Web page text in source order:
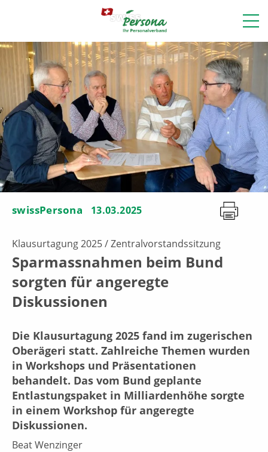
swissPersona 13.03.2025
Klausurtagung 2025 / Zentralvorstandssitzung
Sparmassnahmen beim Bund
sorgten für angeregte
Diskussionen
Die Klausurtagung 2025 fand im zugerischen
Oberägeri statt. Zahlreiche Themen wurden
in Workshops und Präsentationen
behandelt. Das vom Bund geplante
Entlastungspaket in Milliardenhöhe sorgte
in einem Workshop für angeregte
Diskussionen.
Beat Wenzinger